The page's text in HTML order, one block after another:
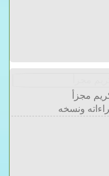
مجزأ
ونسخه